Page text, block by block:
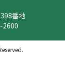
398番地
2600